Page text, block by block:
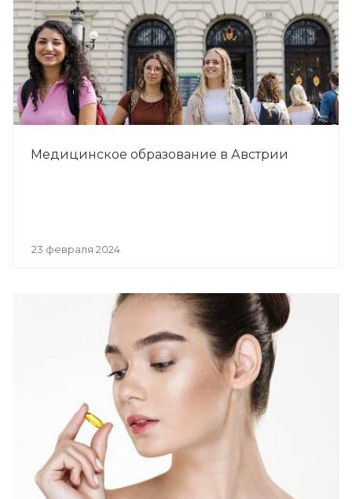
Медицинское образование в Австрии
23 февраля 2024